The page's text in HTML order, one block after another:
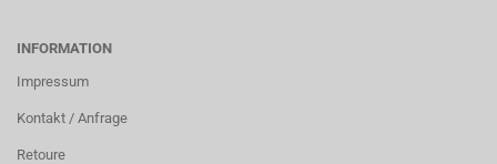
INFORMATION
Impressum
Kontakt / Anfrage
Retoure